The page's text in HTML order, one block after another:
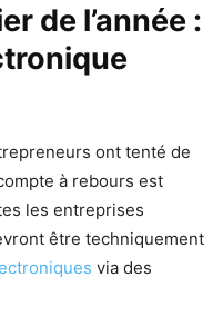
de l’année :
ont tenté de
à rebours est
les entreprises
être techniquement
via des